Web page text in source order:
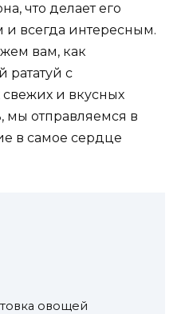
что делает его
всегда интересным.
вам, как
рататуй с
и вкусных
мы отправляемся в
в самое сердце
овощей